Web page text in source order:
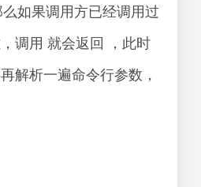
如果调用方已经调用过
调用 就会返回 ，此时
解析一遍命令行参数，